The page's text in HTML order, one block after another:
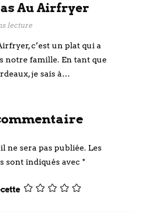
Au Airfryer
lecture
c’est un plat qui a
notre famille. En tant que
je sais à…
ne sera pas publiée. Les
sont indiqués avec *